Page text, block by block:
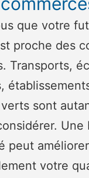
que votre
proche des
Transports,
sont
Une
peut améliorer
votre